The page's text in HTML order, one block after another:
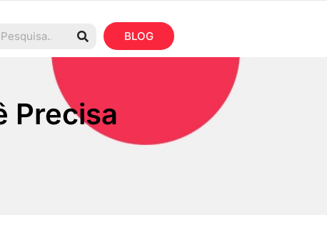
BLOG
Precisa